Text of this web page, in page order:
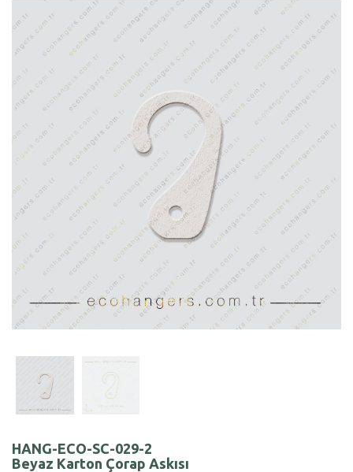
HANG-ECO-SC-029-2
Beyaz Karton Çorap Askısı